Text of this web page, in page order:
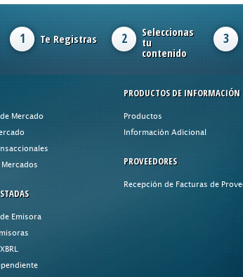
1 Te Registras 2 Seleccionas
tu
contenido
3
Mercado
Emisora
PRODUCTOS DE INFORMACIÓN
Productos
Información Adicional
PROVEEDORES
Recepción de Facturas de